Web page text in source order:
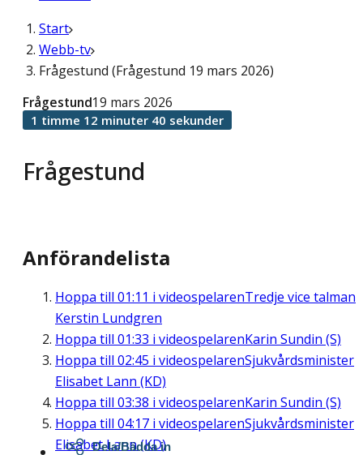
Start
Webb-tv
Frågestund (Frågestund 19 mars 2026)
Frågestund
Frågestund19 mars 2026
1 timme 12 minuter 40 sekunder
Anförandelista
Hoppa till 01:11 i videospelarenTredje vice talman
Kerstin Lundgren
Hoppa till 01:33 i videospelarenKarin Sundin (S)
Hoppa till 02:45 i videospelarenSjukvårdsminister
Elisabet Lann (KD)
Hoppa till 03:38 i videospelarenKarin Sundin (S)
Hoppa till 04:17 i videospelarenSjukvårdsminister
Elisabet Lann (KD)
Dela/Bädda in